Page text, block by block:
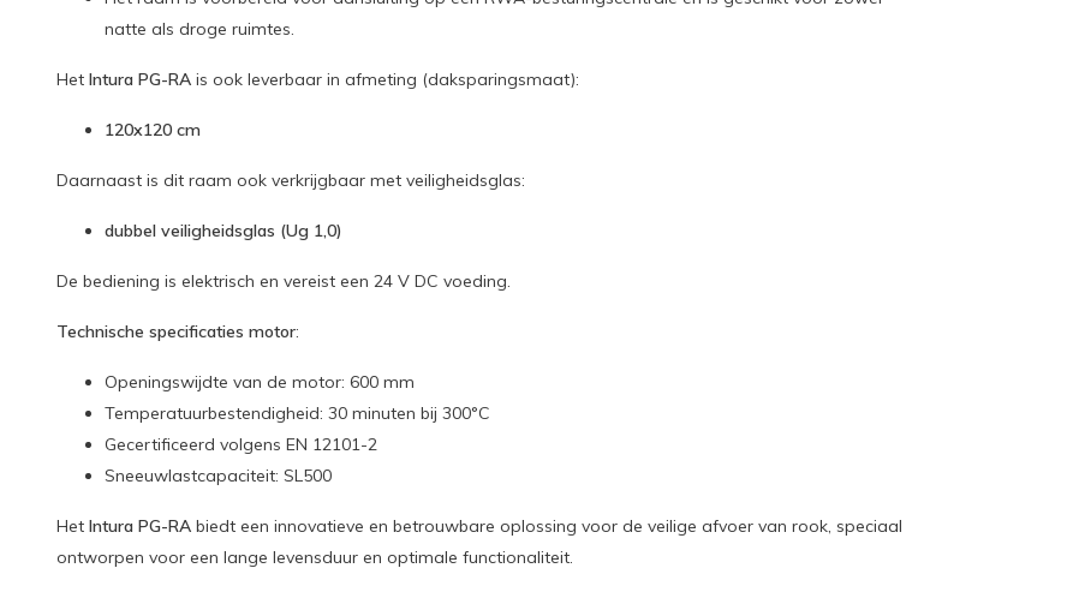
natte als droge ruimtes.
Het Intura PG-RA is ook leverbaar in afmeting (daksparingsmaat):
120x120 cm
Daarnaast is dit raam ook verkrijgbaar met veiligheidsglas:
dubbel veiligheidsglas (Ug 1,0)
De bediening is elektrisch en vereist een 24 V DC voeding.
Technische specificaties motor:
Openingswijdte van de motor: 600 mm
Temperatuurbestendigheid: 30 minuten bij 300°C
Gecertificeerd volgens EN 12101-2
Sneeuwlastcapaciteit: SL500
Het Intura PG-RA biedt een innovatieve en betrouwbare oplossing voor de veilige afvoer van rook, speciaal
ontworpen voor een lange levensduur en optimale functionaliteit.